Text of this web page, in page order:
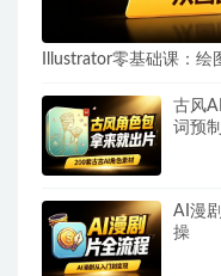
Illustrator零基础课：绘
古风
词预制
AI漫
操